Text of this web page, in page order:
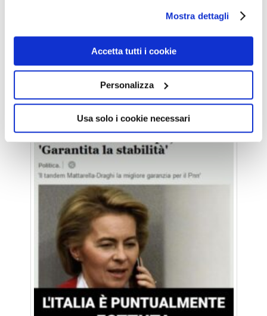
Mostra dettagli
Accetta tutti i cookie
Personalizza
Usa solo i cookie necessari
I LACCHÉ ITALIANI GARANZIA DI STABILITÀ
DELLO STATO SATELLITE